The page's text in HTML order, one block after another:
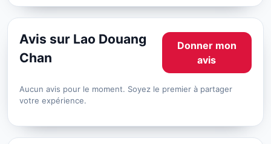
Avis sur Lao Douang
Chan
Donner mon
avis
Aucun avis pour le moment. Soyez le premier à partager
votre expérience.